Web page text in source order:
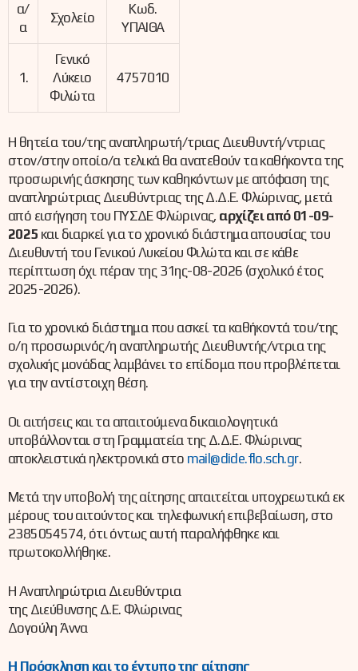
α/
α
Σχολείο
Κωδ.
ΥΠΑΙΘΑ
1.
Γενικό
Λύκειο
Φιλώτα
4757010
Η θητεία του/της αναπληρωτή/τριας Διευθυντή/ντριας
στον/στην οποίο/α τελικά θα ανατεθούν τα καθήκοντα της
προσωρινής άσκησης των καθηκόντων με απόφαση της
αναπληρώτριας Διευθύντριας της Δ.Δ.Ε. Φλώρινας, μετά
από εισήγηση του ΠΥΣΔΕ Φλώρινας, αρχίζει από 01-09-
2025 και διαρκεί για το χρονικό διάστημα απουσίας του
Διευθυντή του Γενικού Λυκείου Φιλώτα και σε κάθε
περίπτωση όχι πέραν της 31ης-08-2026 (σχολικό έτος
2025-2026).
Για το χρονικό διάστημα που ασκεί τα καθήκοντά του/της
ο/η προσωρινός/η αναπληρωτής Διευθυντής/ντρια της
σχολικής μονάδας λαμβάνει το επίδομα που προβλέπεται
για την αντίστοιχη θέση.
Οι αιτήσεις και τα απαιτούμενα δικαιολογητικά
υποβάλλονται στη Γραμματεία της Δ.Δ.Ε. Φλώρινας
αποκλειστικά ηλεκτρονικά στο mail@dide.flo.sch.gr.
Μετά την υποβολή της αίτησης απαιτείται υποχρεωτικά εκ
μέρους του αιτούντος και τηλεφωνική επιβεβαίωση, στο
2385054574, ότι όντως αυτή παραλήφθηκε και
πρωτοκολλήθηκε.
Η Αναπληρώτρια Διευθύντρια
της Διεύθυνσης Δ.Ε. Φλώρινας
Δογούλη Άννα
Η Πρόσκληση και το έντυπο της αίτησης